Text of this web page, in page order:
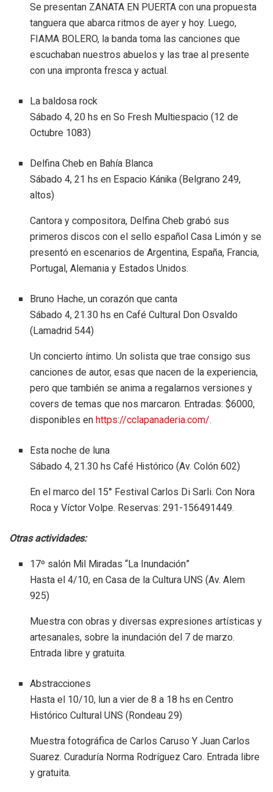
Se presentan ZANATA EN PUERTA con una propuesta
tanguera que abarca ritmos de ayer y hoy. Luego,
FIAMA BOLERO, la banda toma las canciones que
escuchaban nuestros abuelos y las trae al presente
con una impronta fresca y actual.
La baldosa rock
Sábado 4, 20 hs en So Fresh Multiespacio (12 de
Octubre 1083)
Delfina Cheb en Bahía Blanca
Sábado 4, 21 hs en Espacio Kánika (Belgrano 249,
altos)
Cantora y compositora, Delfina Cheb grabó sus
primeros discos con el sello español Casa Limón y se
presentó en escenarios de Argentina, España, Francia,
Portugal, Alemania y Estados Unidos.
Bruno Hache, un corazón que canta
Sábado 4, 21.30 hs en Café Cultural Don Osvaldo
(Lamadrid 544)
Un concierto íntimo. Un solista que trae consigo sus
canciones de autor, esas que nacen de la experiencia,
pero que también se anima a regalarnos versiones y
covers de temas que nos marcaron. Entradas: $6000,
disponibles enhttps://cclapanaderia.com/.
Esta noche de luna
Sábado 4, 21.30 hs Café Histórico (Av. Colón 602)
En el marco del 15° Festival Carlos Di Sarli. Con Nora
Roca y Víctor Volpe. Reservas: 291-156491449.
Otras actividades:
17º salón Mil Miradas “La Inundación”
Hasta el 4/10, en Casa de la Cultura UNS (Av. Alem
925)
Muestra con obras y diversas expresiones artísticas y
artesanales, sobre la inundación del 7 de marzo.
Entrada libre y gratuita.
Abstracciones
Hasta el 10/10, lun a vier de 8 a 18 hs en Centro
Histórico Cultural UNS (Rondeau 29)
Muestra fotográfica de Carlos Caruso Y Juan Carlos
Suarez. Curaduría Norma Rodríguez Caro. Entrada libre
y gratuita.